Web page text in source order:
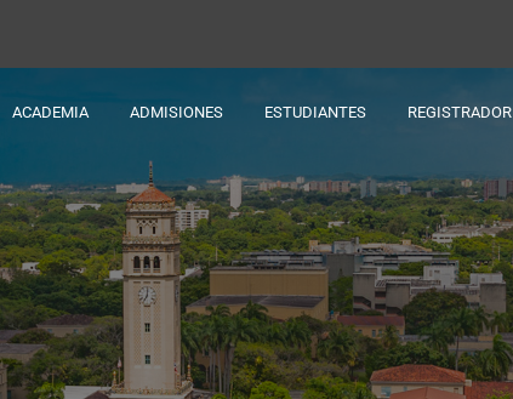
ACADEMIA ADMISIONES ESTUDIANTES REGISTRADOR